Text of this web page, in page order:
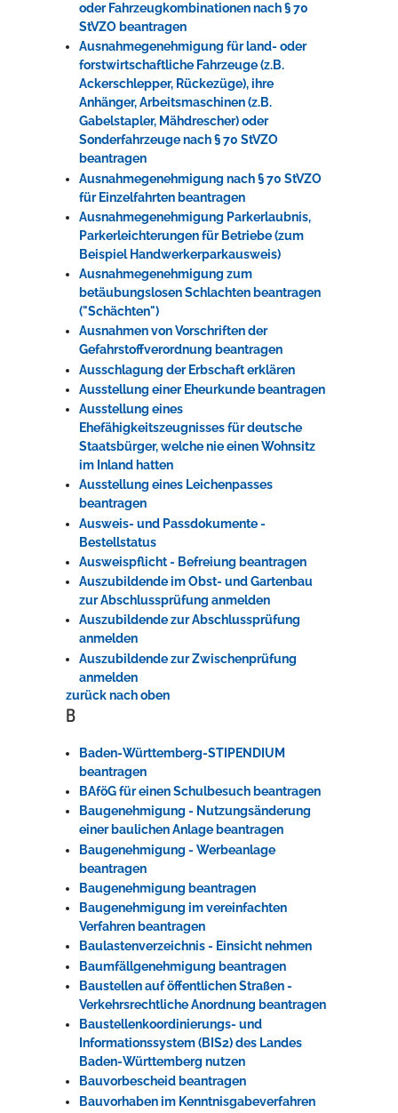
oder Fahrzeugkombinationen nach § 70
StVZO beantragen
Ausnahmegenehmigung für land- oder
forstwirtschaftliche Fahrzeuge (z.B.
Ackerschlepper, Rückezüge), ihre
Anhänger, Arbeitsmaschinen (z.B.
Gabelstapler, Mähdrescher) oder
Sonderfahrzeuge nach § 70 StVZO
beantragen
Ausnahmegenehmigung nach § 70 StVZO
für Einzelfahrten beantragen
Ausnahmegenehmigung Parkerlaubnis,
Parkerleichterungen für Betriebe (zum
Beispiel Handwerkerparkausweis)
Ausnahmegenehmigung zum
betäubungslosen Schlachten beantragen
("Schächten")
Ausnahmen von Vorschriften der
Gefahrstoffverordnung beantragen
Ausschlagung der Erbschaft erklären
Ausstellung einer Eheurkunde beantragen
Ausstellung eines
Ehefähigkeitszeugnisses für deutsche
Staatsbürger, welche nie einen Wohnsitz
im Inland hatten
Ausstellung eines Leichenpasses
beantragen
Ausweis- und Passdokumente -
Bestellstatus
Ausweispflicht - Befreiung beantragen
Auszubildende im Obst- und Gartenbau
zur Abschlussprüfung anmelden
Auszubildende zur Abschlussprüfung
anmelden
Auszubildende zur Zwischenprüfung
anmelden
zurück nach oben
B
Baden-Württemberg-STIPENDIUM
beantragen
BAföG für einen Schulbesuch beantragen
Baugenehmigung - Nutzungsänderung
einer baulichen Anlage beantragen
Baugenehmigung - Werbeanlage
beantragen
Baugenehmigung beantragen
Baugenehmigung im vereinfachten
Verfahren beantragen
Baulastenverzeichnis - Einsicht nehmen
Baumfällgenehmigung beantragen
Baustellen auf öffentlichen Straßen -
Verkehrsrechtliche Anordnung beantragen
Baustellenkoordinierungs- und
Informationssystem (BIS2) des Landes
Baden-Württemberg nutzen
Bauvorbescheid beantragen
Bauvorhaben im Kenntnisgabeverfahren